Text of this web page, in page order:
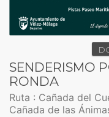
SENDERISMO
RONDA
Ruta : Cañada del
Cañada de las